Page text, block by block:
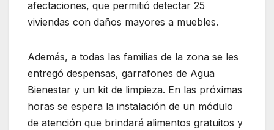
afectaciones, que permitió detectar 25
viviendas con daños mayores a muebles.
Además, a todas las familias de la zona se les
entregó despensas, garrafones de Agua
Bienestar y un kit de limpieza. En las próximas
horas se espera la instalación de un módulo
de atención que brindará alimentos gratuitos y